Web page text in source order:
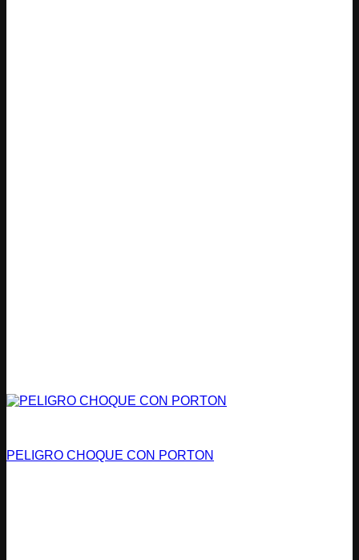
PELIGRO CHOQUE CON PORTON